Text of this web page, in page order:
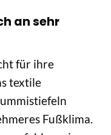
an sehr
für ihre
textile
Fußklima.